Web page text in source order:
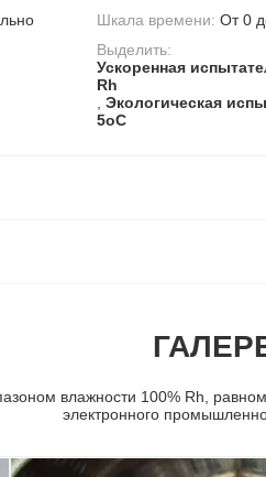
Шкала времени: От 0
Выделить:
Ускоренная
Rh
, Экологическая
5oC
влажности 100% Rh,
электронного